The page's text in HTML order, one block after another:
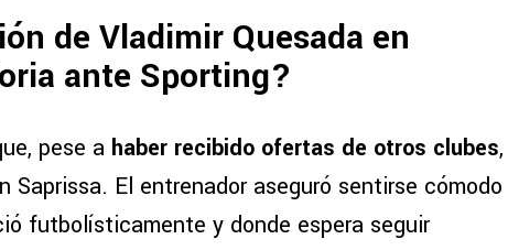
de Vladimir Quesada en
ante Sporting?
pese a haber recibido ofertas de otros clubes,
Saprissa. El entrenador aseguró sentirse cómodo
futbolísticamente y donde espera seguir